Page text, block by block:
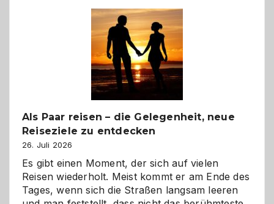
Als Paar reisen – die Gelegenheit, neue
Reiseziele zu entdecken
26. Juli 2026
Es gibt einen Moment, der sich auf vielen
Reisen wiederholt. Meist kommt er am Ende des
Tages, wenn sich die Straßen langsam leeren